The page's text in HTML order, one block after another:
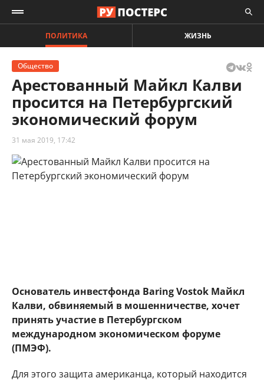
ПОЛИТИКА ЖИЗНЬ
Общество
Арестованный Майкл Калви
просится на Петербургский
экономический форум
31 мая 2019, 17:42
Основатель инвестфонда Baring Vostok Майкл
Калви, обвиняемый в мошенничестве, хочет
принять участие в Петербургском
международном экономическом форуме
(ПМЭФ).
Для этого защита американца, который находится